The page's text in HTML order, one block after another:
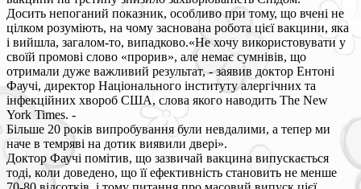
Досить непоганий показник, особливо при тому, що вчені не
цілком розуміють, на чому заснована робота цієї вакцини, яка
і вийшла, загалом-то, випадково.«Не хочу використовувати у
своїй промові слово «прорив», але немає сумнівів, що
отримали дуже важливий результат, - заявив доктор Ентоні
Фаучі, директор Національного інституту алергічних та
інфекційних хвороб США, слова якого наводить The New
York Times. -
Більше 20 років випробування були невдалими, а тепер ми
наче в темряві на дотик виявили двері».
Доктор Фаучі помітив, що зазвичай вакцина випускається
тоді, коли доведено, що її ефективність становить не менше